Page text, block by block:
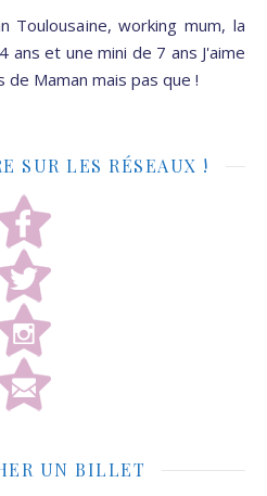
Toulousaine, working mum, la
ans et une mini de 7 ans J'aime
Maman mais pas que !
SUR LES RÉSEAUX !
UN BILLET